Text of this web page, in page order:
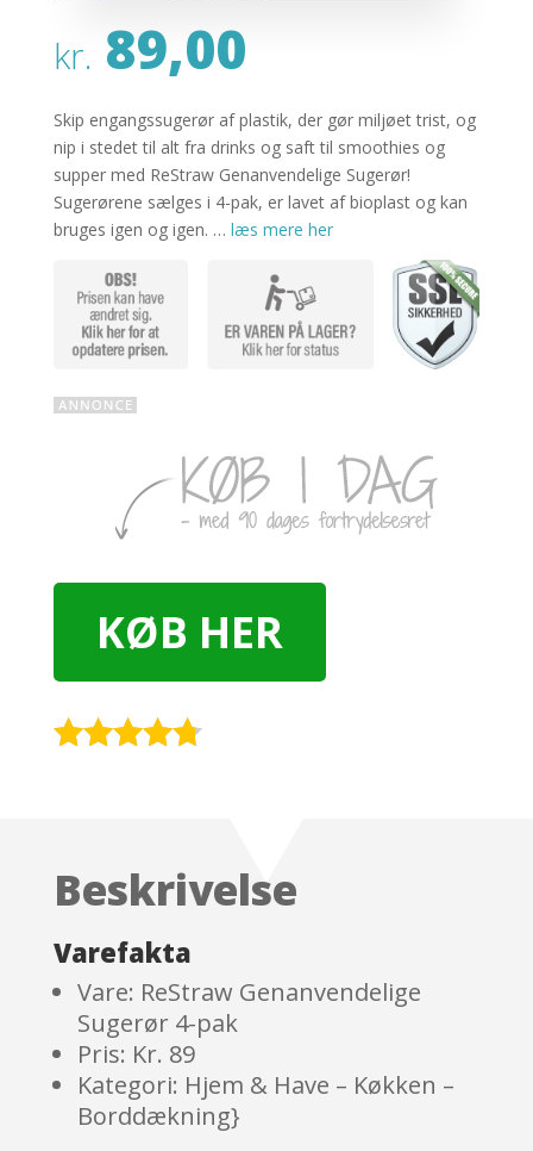
kr. 89,00
Skip engangssugerør af plastik, der gør miljøet trist, og
nip i stedet til alt fra drinks og saft til smoothies og
supper med ReStraw Genanvendelige Sugerør!
Sugerørene sælges i 4-pak, er lavet af bioplast og kan
bruges igen og igen. … læs mere her
KØB HER
ratings
Beskrivelse
Varefakta
Vare: ReStraw Genanvendelige
Sugerør 4-pak
Pris: Kr. 89
Kategori: Hjem & Have – Køkken –
Borddækning}